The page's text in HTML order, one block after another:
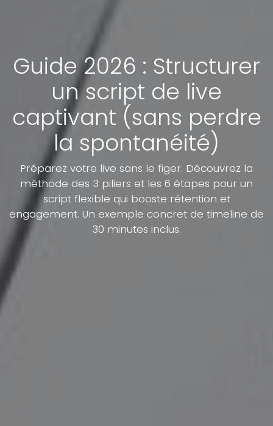
Guide 2026 : Structurer
un script de live
captivant (sans perdre
la spontanéité)
Préparez votre live sans le figer. Découvrez la
méthode des 3 piliers et les 6 étapes pour un
script flexible qui booste rétention et
engagement. Un exemple concret de timeline de
30 minutes inclus.